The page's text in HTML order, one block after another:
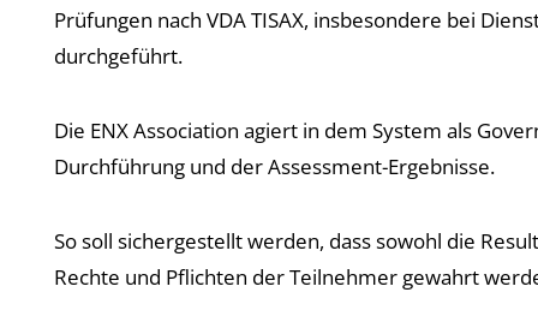
Prüfungen nach VDA TISAX, insbesondere bei
durchgeführt.
Die ENX Association agiert in dem System als
Durchführung und der Assessment-Ergebnisse.
So soll sichergestellt werden, dass sowohl die
Rechte und Pflichten der Teilnehmer gewahrt